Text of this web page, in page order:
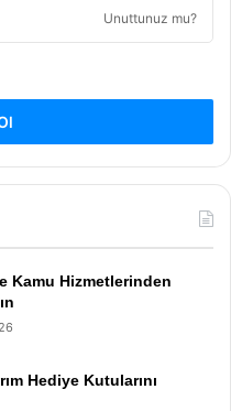
Unuttunuz mu?
Kamu Hizmetlerinden
Hediye Kutularını